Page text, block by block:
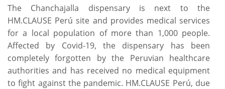
The Chanchajalla dispensary is next to the
HM.CLAUSE Perú site and provides medical services
for a local population of more than 1,000 people.
Affected by Covid-19, the dispensary has been
completely forgotten by the Peruvian healthcare
authorities and has received no medical equipment
to fight against the pandemic. HM.CLAUSE Perú, due